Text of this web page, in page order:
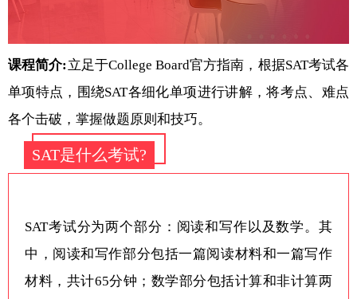
课程简介:立足于College Board官方指南，根据SAT考试各
单项特点，围绕SAT各细化单项进行讲解，将考点、难点
各个击破，掌握做题原则和技巧。
SAT是什么考试?
SAT考试分为两个部分：阅读和写作以及数学。其
中，阅读和写作部分包括一篇阅读材料和一篇写作
材料，共计65分钟；数学部分包括计算和非计算两